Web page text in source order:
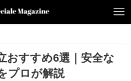
おすすめ6選｜安全な
プロが解説